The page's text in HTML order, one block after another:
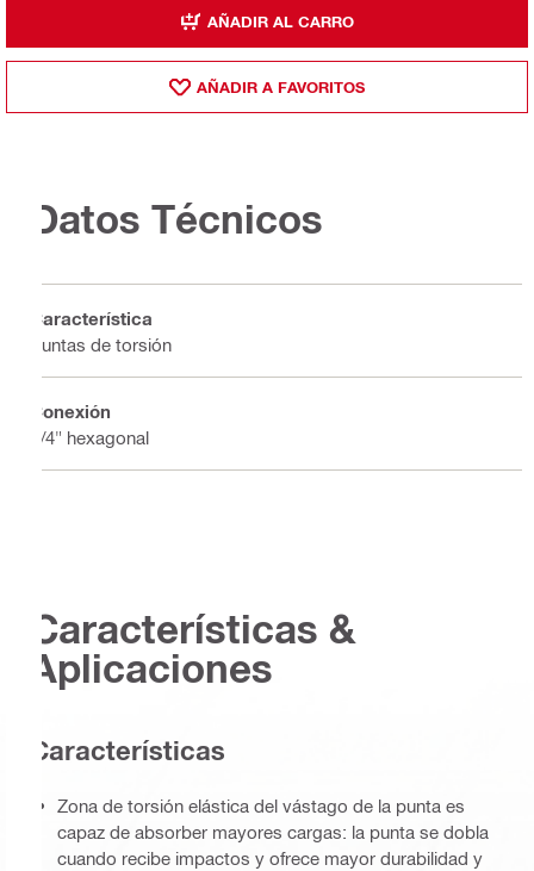
AÑADIR AL CARRO
AÑADIR A FAVORITOS
Datos Técnicos
Característica
Puntas de torsión
Conexión
1/4" hexagonal
Características &
Aplicaciones
Características
Zona de torsión elástica del vástago de la punta es
capaz de absorber mayores cargas: la punta se dobla
cuando recibe impactos y ofrece mayor durabilidad y